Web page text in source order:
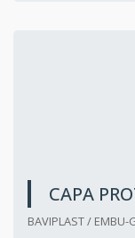
CAPA
BAVIPLAST / EMBU-